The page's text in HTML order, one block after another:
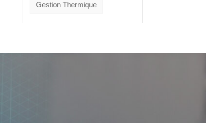
Gestion Thermique